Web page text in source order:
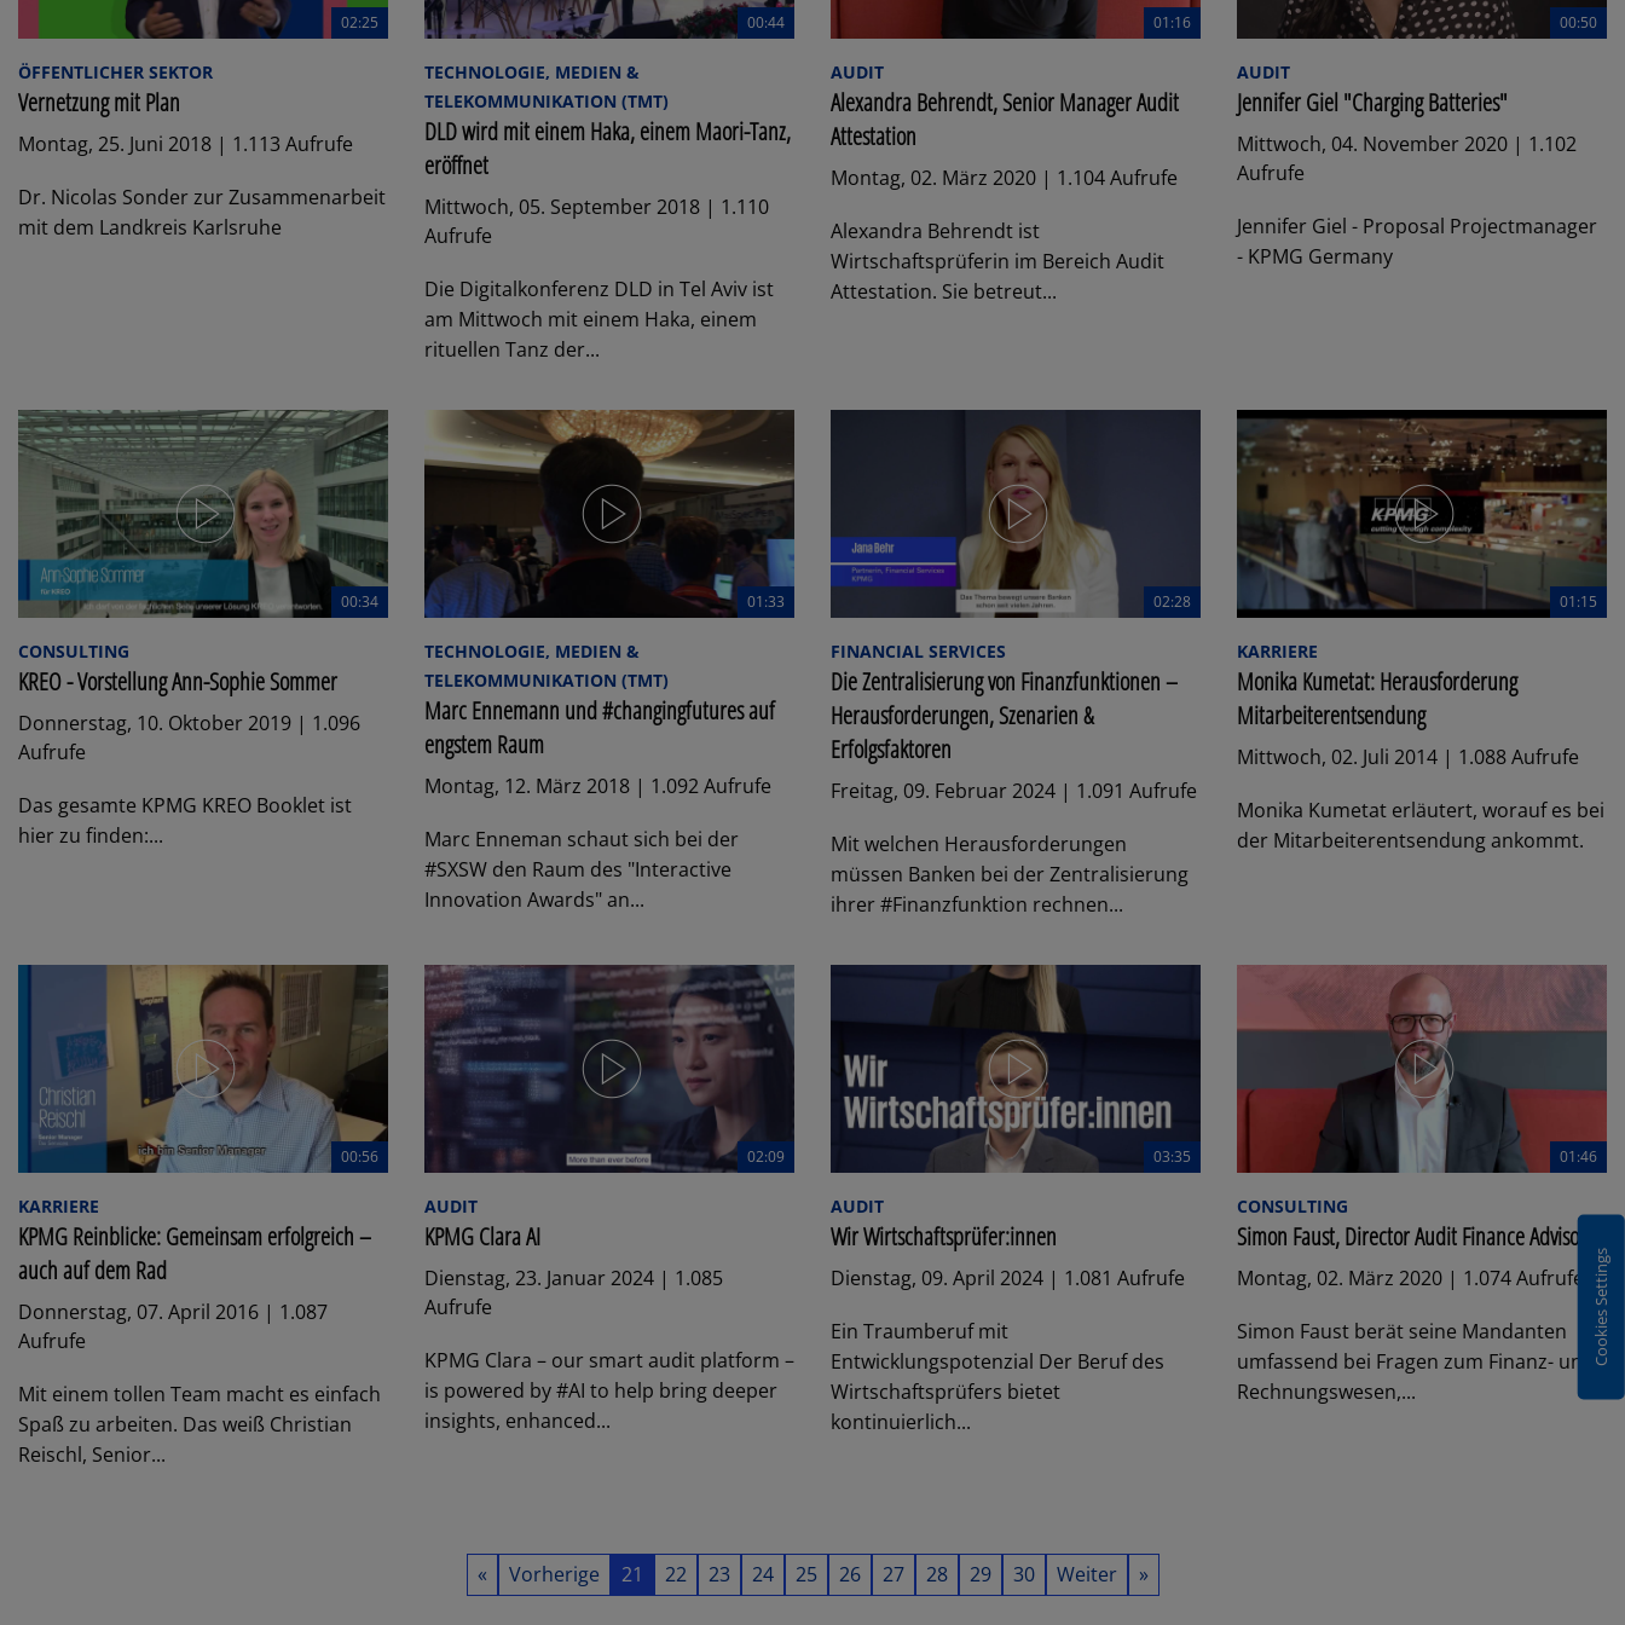
02:25
ÖFFENTLICHER SEKTOR
Vernetzung mit Plan
Montag, 25. Juni 2018 | 1.113 Aufrufe
Dr. Nicolas Sonder zur Zusammenarbeit
mit dem Landkreis Karlsruhe
00:44
TECHNOLOGIE, MEDIEN &
TELEKOMMUNIKATION (TMT)
DLD wird mit einem Haka, einem Maori-Tanz,
eröffnet
Mittwoch, 05. September 2018 | 1.110
Aufrufe
Die Digitalkonferenz DLD in Tel Aviv ist
am Mittwoch mit einem Haka, einem
rituellen Tanz der...
01:16
AUDIT
Alexandra Behrendt, Senior Manager Audit
Attestation
Montag, 02. März 2020 | 1.104 Aufrufe
Alexandra Behrendt ist
Wirtschaftsprüferin im Bereich Audit
Attestation. Sie betreut...
00:50
AUDIT
Jennifer Giel "Charging Batteries"
Mittwoch, 04. November 2020 | 1.102
Aufrufe
Jennifer Giel - Proposal Projectmanager
- KPMG Germany
00:34
CONSULTING
KREO - Vorstellung Ann-Sophie Sommer
Donnerstag, 10. Oktober 2019 | 1.096
Aufrufe
Das gesamte KPMG KREO Booklet ist
hier zu finden:...
01:33
TECHNOLOGIE, MEDIEN &
TELEKOMMUNIKATION (TMT)
Marc Ennemann und #changingfutures auf
engstem Raum
Montag, 12. März 2018 | 1.092 Aufrufe
Marc Enneman schaut sich bei der
#SXSW den Raum des "Interactive
Innovation Awards" an...
02:28
FINANCIAL SERVICES
Die Zentralisierung von Finanzfunktionen –
Herausforderungen, Szenarien &
Erfolgsfaktoren
Freitag, 09. Februar 2024 | 1.091 Aufrufe
Mit welchen Herausforderungen
müssen Banken bei der Zentralisierung
ihrer #Finanzfunktion rechnen...
01:15
KARRIERE
Monika Kumetat: Herausforderung
Mitarbeiterentsendung
Mittwoch, 02. Juli 2014 | 1.088 Aufrufe
Monika Kumetat erläutert, worauf es bei
der Mitarbeiterentsendung ankommt.
00:56
KARRIERE
KPMG Reinblicke: Gemeinsam erfolgreich –
auch auf dem Rad
Donnerstag, 07. April 2016 | 1.087
Aufrufe
Mit einem tollen Team macht es einfach
Spaß zu arbeiten. Das weiß Christian
Reischl, Senior...
02:09
AUDIT
KPMG Clara AI
Dienstag, 23. Januar 2024 | 1.085
Aufrufe
KPMG Clara – our smart audit platform –
is powered by #AI to help bring deeper
insights, enhanced...
03:35
AUDIT
Wir Wirtschaftsprüfer:innen
Dienstag, 09. April 2024 | 1.081 Aufrufe
Ein Traumberuf mit
Entwicklungspotenzial Der Beruf des
Wirtschaftsprüfers bietet
kontinuierlich...
01:46
CONSULTING
Simon Faust, Director Audit Finance Advisory
Montag, 02. März 2020 | 1.074 Aufrufe
Simon Faust berät seine Mandanten
umfassend bei Fragen zum Finanz- und
Rechnungswesen,...
« Vorherige 21 22 23 24 25 26 27 28 29 30 Weiter »
Cookies Settings